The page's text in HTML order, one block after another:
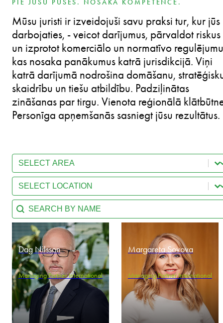
PIE JŪSU PUSES. NOSAKA KOMPETENCE.
Mūsu juristi ir izveidojuši savu praksi tur, kur jūs
darbojaties, - veicot darījumus, pārvaldot riskus
un izprotot komerciālo un normatīvo
kas nosaka panākumus katrā jurisdikcijā. Viņi
katrā darījumā nodrošina domāšanu,
skaidrību un tiešu atbildību. Padziļinātas
zināšanas par tirgu. Vienota reģionālā
Personīga apņemšanās sasniegt jūsu rezultātus.
Team - Practice Area
Select content
Team - Location
Select content
Team - Search by name
Search content
Dag Nilsson
Managing Partner International
Margareta Sovova
Managing Partner International